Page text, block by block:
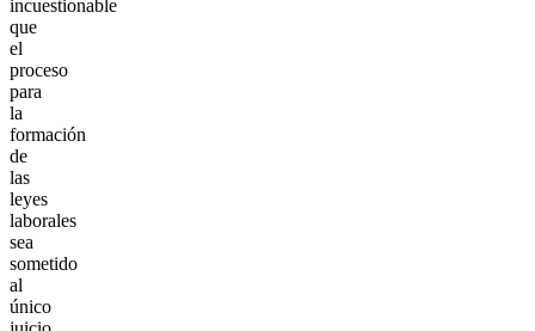
incuestionable
que
el
proceso
para
la
formación
de
las
leyes
laborales
sea
sometido
al
único